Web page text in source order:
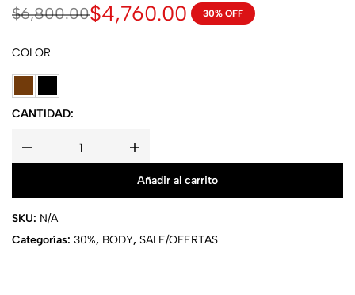
$6,800.00$4,760.00 30% OFF
COLOR
CANTIDAD:
Añadir al carrito
SKU: N/A
Categorías: 30%, BODY, SALE/OFERTAS